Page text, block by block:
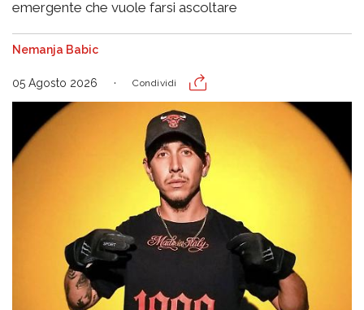
emergente che vuole farsi ascoltare
Nemanja Babic
05 Agosto 2026 Condividi